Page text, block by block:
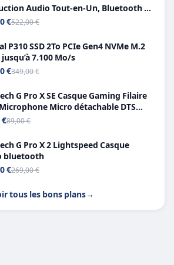
Audio Tout-en-Un, Bluetooth et
USB-C
€522,00 €
P310 SSD 2To PCIe Gen4 NVMe M.2
jusqu’à 7.100 Mo/s
€349,00 €
G Pro X SE Casque Gaming Filaire
Micro détachable DTS
X 7.1
€89,00 €
G Pro X 2 Lightspeed Casque
bluetooth
€269,00 €
tous les bons plans→